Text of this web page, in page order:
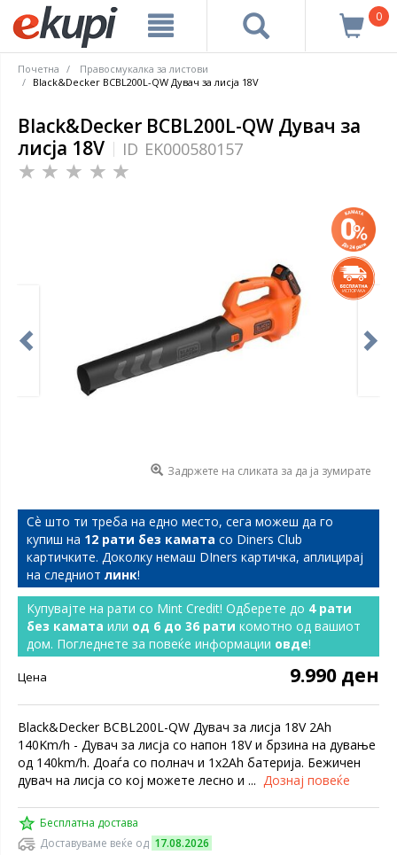
0
Почетна
Правосмукалка за листови
Black&Decker BCBL200L-QW Дувач за лисја 18V
Black&Decker BCBL200L-QW Дувач за
лисја 18V
ID EK000580157
Задржете на сликата за да ја зумирате
Сѐ што ти треба на едно место, сега можеш да го
купиш на 12 рати без камата со Diners Club
картичките. Доколку немаш DIners картичка, аплицирај
на следниот линк!
Купувајте на рати со Mint Credit! Одберете до 4 рати
без камата или од 6 до 36 рати комотно од вашиот
дом. Погледнете за повеќе информации овде!
Цена 9.990 ден
Black&Decker BCBL200L-QW Дувач за лисја 18V 2Ah
140Km/h - Дувач за лисја со напон 18V и брзина на дување
од 140km/h. Доаѓа со полнач и 1x2Ah батерија. Бежичен
дувач на лисја со кој можете лесно и ... Дознај повеќе
Бесплатна достава
Доставуваме веќе од 17.08.2026